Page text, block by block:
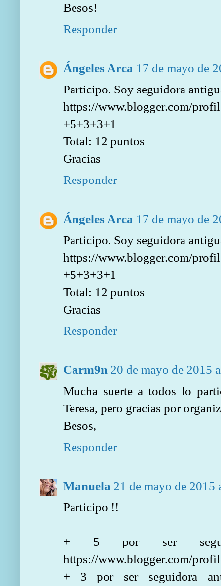
Besos!
Responder
Ángeles Arca 17 de mayo de
Participo. Soy seguidora
https://www.blogger.com/
+5+3+3+1
Total: 12 puntos
Gracias
Responder
Ángeles Arca 17 de mayo de
Participo. Soy seguidora
https://www.blogger.com/
+5+3+3+1
Total: 12 puntos
Gracias
Responder
Carm9n 20 de mayo de 2015
Mucha suerte a todos lo
Teresa, pero gracias por
Besos,
Responder
Manuela 21 de mayo de 2015
Participo !!
+ 5 por ser
https://www.blogger.com/
+ 3 por ser seguidora